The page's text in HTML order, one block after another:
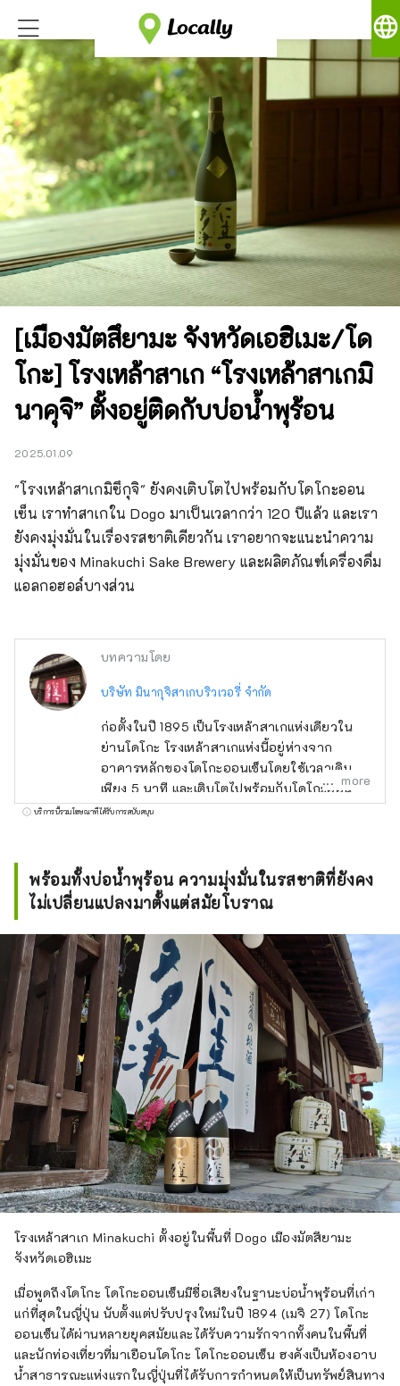
language
[เมืองมัตสึยามะ จังหวัดเอฮิเมะ/โด
โกะ] โรงเหล้าสาเก “โรงเหล้าสาเกมิ
นาคุจิ” ตั้งอยู่ติดกับบ่อน้ำพุร้อน
2025.01.09
"โรงเหล้าสาเกมิซึกุจิ" ยังคงเติบโตไปพร้อมกับโดโกะออน
เซ็น เราทำสาเกใน Dogo มาเป็นเวลากว่า 120 ปีแล้ว และเรา
ยังคงมุ่งมั่นในเรื่องรสชาติเดียวกัน เราอยากจะแนะนำความ
มุ่งมั่นของ Minakuchi Sake Brewery และผลิตภัณฑ์เครื่องดื่ม
แอลกอฮอล์บางส่วน
บทความโดย
บริษัท มินากุจิสาเกบริวเวอรี่ จำกัด
ก่อตั้งในปี 1895 เป็นโรงเหล้าสาเกแห่งเดียวใน
ย่านโดโกะ โรงเหล้าสาเกแห่งนี้อยู่ห่างจาก
อาคารหลักของโดโกะออนเซ็นโดยใช้เวลาเดิน
เพียง 5 นาที และเติบโตไปพร้อมกับโดโกะออน
เซ็น นอกจากสาเก ``นิกิตะซุ'' แล้ว เรายังผลิตและ
หลังน้ำร้อน คราฟต์จิน ``โดโกจิน'' `` Dogo
Shochu'' และเหล้า สิ่งสำคัญที่สุดของเราคือ
การนำความทรงจำดีๆ ของ Dogo กลับมากับทุก
คนที่มาเยี่ยมชม Dogo และเราจะเชื่อมโยง "ผู้คน
กับผู้คน" และ "ผู้คนกับสิ่งของ" ผ่านเครื่องดื่ม
แอลกอฮอล์
more
บริการนี้รวมโฆษณาที่ได้รับการสนับสนุน
พร้อมทั้งบ่อน้ำพุร้อน ความมุ่งมั่นในรสชาติที่ยังคง
ไม่เปลี่ยนแปลงมาตั้งแต่สมัยโบราณ
โรงเหล้าสาเก Minakuchi ตั้งอยู่ในพื้นที่ Dogo เมืองมัตสึยามะ
จังหวัดเอฮิเมะ
เมื่อพูดถึงโดโกะ โดโกะออนเซ็นมีชื่อเสียงในฐานะบ่อน้ำพุร้อนที่เก่า
แก่ที่สุดในญี่ปุ่น นับตั้งแต่ปรับปรุงใหม่ในปี 1894 (เมจิ 27) โดโกะ
ออนเซ็นได้ผ่านหลายยุคสมัยและได้รับความรักจากทั้งคนในพื้นที่
และนักท่องเที่ยวที่มาเยือนโดโกะ โดโกะออนเซ็น ฮงคังเป็นห้องอาบ
น้ำสาธารณะแห่งแรกในญี่ปุ่นที่ได้รับการกำหนดให้เป็นทรัพย์สินทาง